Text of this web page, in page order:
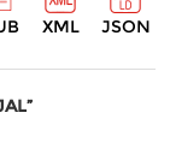
XML JSON